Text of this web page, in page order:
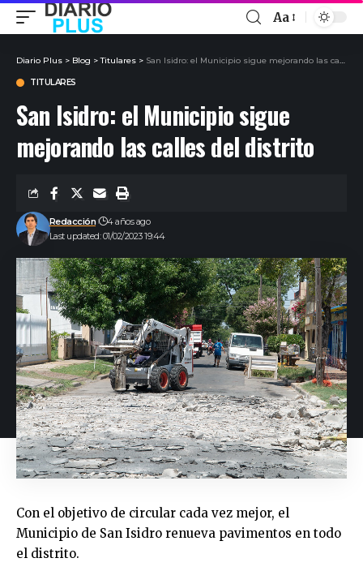
Aa
Diario Plus > Blog >Titulares > San Isidro: el Municipio sigue mejorando las calles del distrito
TITULARES
San Isidro: el Municipio sigue
mejorando las calles del distrito
Last updated: 01/02/2023 19:44
Redacción 4 años ago
Con el objetivo de circular cada vez mejor, el
Municipio de San Isidro renueva pavimentos en todo
el distrito.